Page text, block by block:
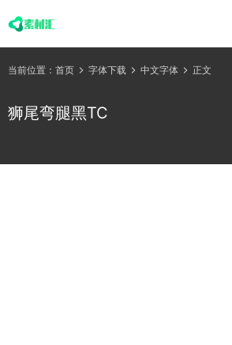
当前位置： 首页 字体下载 中文字体 正文
狮尾弯腿黑TC